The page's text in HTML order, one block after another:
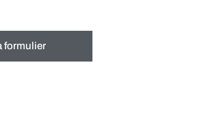
formulier